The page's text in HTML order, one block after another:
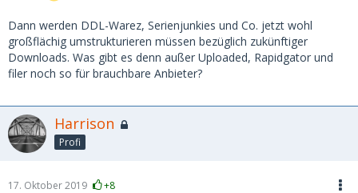
Dann werden DDL-Warez, Serienjunkies und Co. jetzt wohl
großflächig umstrukturieren müssen bezüglich zukünftiger
Downloads. Was gibt es denn außer Uploaded, Rapidgator und
filer noch so für brauchbare Anbieter?
Harrison
Profi
17. Oktober 2019 +8